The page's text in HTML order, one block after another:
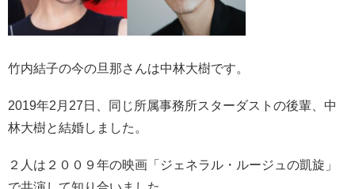
竹内結子の今の旦那さんは中林大樹です。
2019年2月27日、同じ所属事務所スターダストの後輩、中
林大樹と結婚しました。
２人は２００９年の映画「ジェネラル・ルージュの凱旋」